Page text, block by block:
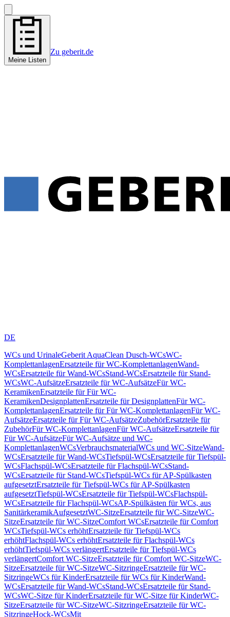
Meine Listen
Zu geberit.de
DE
WCs und UrinaleGeberit AquaClean Dusch-WCsWC-
KomplettanlagenErsatzteile für WC-KomplettanlagenWand-
WCsErsatzteile für Wand-WCsStand-WCsErsatzteile für Stand-
WCsWC-AufsätzeErsatzteile für WC-AufsätzeFür WC-
KeramikenErsatzteile für Für WC-
KeramikenDesignplattenErsatzteile für DesignplattenFür WC-
KomplettanlagenErsatzteile für Für WC-KomplettanlagenFür WC-
AufsätzeErsatzteile für Für WC-AufsätzeZubehörErsatzteile für
ZubehörFür WC-KomplettanlagenFür WC-AufsätzeErsatzteile für
Für WC-AufsätzeFür WC-Aufsätze und WC-
KomplettanlagenWCsVerbrauchsmaterialWCs und WC-SitzeWand-
WCsErsatzteile für Wand-WCsTiefspül-WCsErsatzteile für Tiefspül-
WCsFlachspül-WCsErsatzteile für Flachspül-WCsStand-
WCsErsatzteile für Stand-WCsTiefspül-WCs für AP-Spülkasten
aufgesetztErsatzteile für Tiefspül-WCs für AP-Spülkasten
aufgesetztTiefspül-WCsErsatzteile für Tiefspül-WCsFlachspül-
WCsErsatzteile für Flachspül-WCsAP-Spülkästen für WCs, aus
SanitärkeramikAufgesetztWC-SitzeErsatzteile für WC-SitzeWC-
SitzeErsatzteile für WC-SitzeComfort WCsErsatzteile für Comfort
WCsTiefspül-WCs erhöhtErsatzteile für Tiefspül-WCs
erhöhtFlachspül-WCs erhöhtErsatzteile für Flachspül-WCs
erhöhtTiefspül-WCs verlängertErsatzteile für Tiefspül-WCs
verlängertComfort WC-SitzeErsatzteile für Comfort WC-SitzeWC-
SitzeErsatzteile für WC-SitzeWC-SitzringeErsatzteile für WC-
SitzringeWCs für KinderErsatzteile für WCs für KinderWand-
WCsErsatzteile für Wand-WCsStand-WCsErsatzteile für Stand-
WCsWC-Sitze für KinderErsatzteile für WC-Sitze für KinderWC-
SitzeErsatzteile für WC-SitzeWC-SitzringeErsatzteile für WC-
SitzringeHock-WCsMit